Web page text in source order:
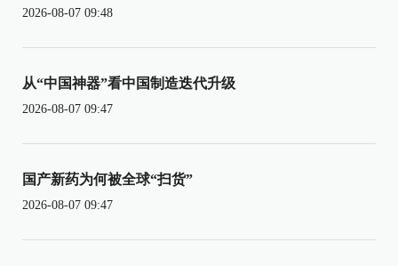
2026-08-07 09:48
从“中国神器”看中国制造迭代升级
2026-08-07 09:47
国产新药为何被全球“扫货”
2026-08-07 09:47